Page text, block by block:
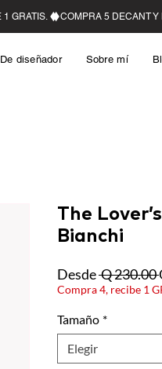
De diseñador Sobre mí
The
Bianchi
Desde Q 230.00
Compra 4, recibe 1
Tamaño *
Elegir